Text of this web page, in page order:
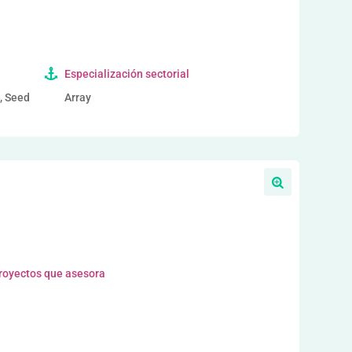
Seed
Especialización sectorial
Array
que asesora